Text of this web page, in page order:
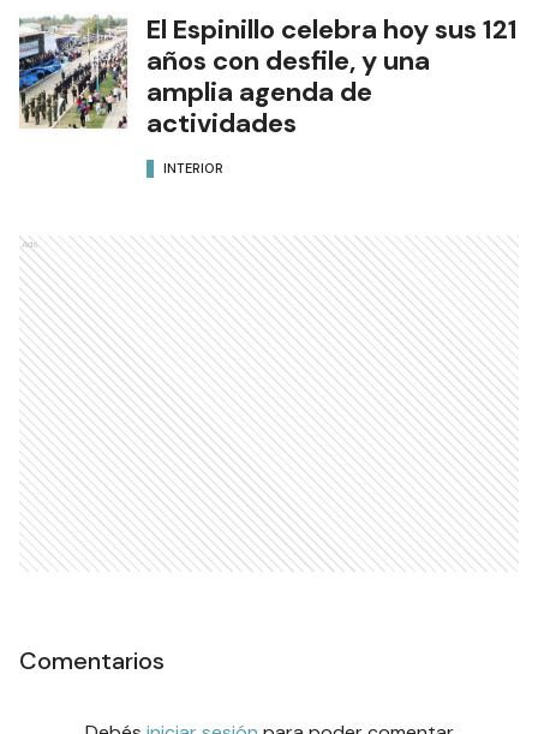
El Espinillo celebra hoy sus 121
años con desfile, y una
amplia agenda de
actividades
INTERIOR
Ads
Comentarios